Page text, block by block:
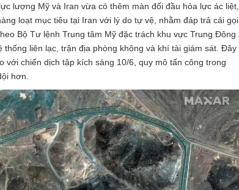
lượng Mỹ và Iran vừa có thêm màn đối đầu hỏa lực ác liệt,
loạt mục tiêu tại Iran với lý do tự vệ, nhằm đáp trả cái gọi
Bộ Tư lệnh Trung tâm Mỹ đặc trách khu vực Trung Đông
liên lạc, trận địa phòng không và khí tài giám sát. Đây
chiến dịch tập kích sáng 10/6, quy mô tấn công trong
hơn.